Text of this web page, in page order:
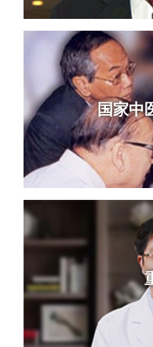
国家中